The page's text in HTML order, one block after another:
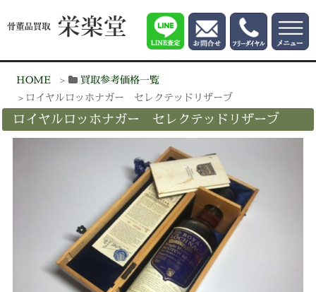
HOME
買取参考価格一覧
ロイヤルロッホナガー セレクテッドリザーブ
ロイヤルロッホナガー セレクテッドリザーブ